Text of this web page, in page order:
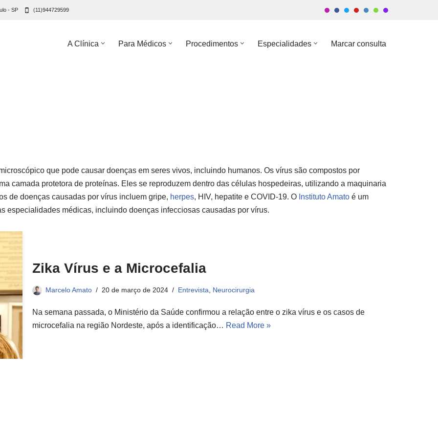
- SP (11)944729599
A Clínica Para Médicos Procedimentos Especialidades Marcar consulta
que pode causar doenças em seres vivos, incluindo humanos. Os vírus são compostos por
camada protetora de proteínas. Eles se reproduzem dentro das células hospedeiras, utilizando a maquinaria
de doenças causadas por vírus incluem gripe, herpes, HIV, hepatite e COVID-19. O Instituto Amato é um
especialidades médicas, incluindo doenças infecciosas causadas por vírus.
Zika Vírus e a Microcefalia
Marcelo Amato 20 de março de 2024 Entrevista Neurocirurgia
Na semana passada, o Ministério da Saúde confirmou a relação entre o zika vírus e os casos de
microcefalia na região Nordeste, após a identificação… Read More »